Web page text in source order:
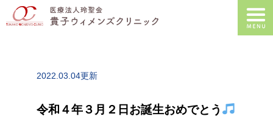
2022.03.04更新
令和４年３月２日お誕生おめでとう